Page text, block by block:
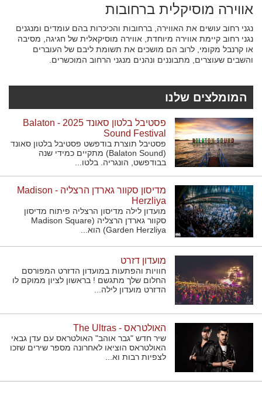
אווירה מוסיקלית ברחובות
נגני רחוב עושים את האווירה, ברחובות והכיכרות בהם עומדים ומנגנים
נגני רחוב קיימת אווירה מיוחדת, אווירה מוסיקאלית של חגיגה, מסיבה
או קרנבל מקומי, לרוב הם מושכים את תשומת ליבם של העוברים
והשבים שעוצרים, מתבוננים ונהנים מנגני הרחוב המוכשרים.
המומלצים שלנו
פסטיבל בלטון סאונד 2025 - Balaton
Sound Festival
פסטיבל תוצרת בודפשט פסטיבל בלטון סאונד
(Balaton Sound) מתקיים כמידי שנה
בבודפשט, הונגריה. בלטו...
מדיסון סקוור גארדן הרצליה - Madison
Herzliya
מועדון לילה מדיסון הרצליה פיתוח מדיסון
סקוור גארדן הרצליה (Madison Square
Garden Herzliya) הוא...
מועדון דזרט
חוויות והפתעות במועדון הדזרט המפורסם
החלום שלך מתגשם ! בראשון לציון ממוקם לו
הדזרט מועדון לילה...
האולטראס - The Ultras
שיר חדש "גבר אוהב" האולטראס עם עדן גבאי
האולטראס הוציאו לאחרונה מספר שירים שזכו
לצפיות רבות וא...